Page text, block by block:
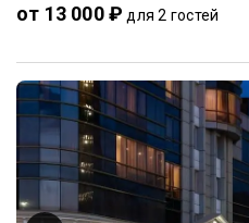
от 13 000 ₽ для 2 гостей